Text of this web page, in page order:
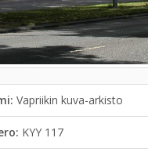
Vapriikin kuva-arkisto
KYY 117